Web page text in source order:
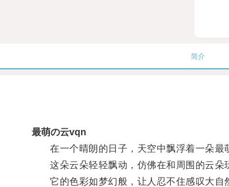
简介
最萌の云vqn
在一个晴朗的日子，天空中飘浮着一朵最
这朵云朵轻轻飘动，仿佛在和周围的云朵
它的色彩如梦幻般，让人忍不住感叹大自